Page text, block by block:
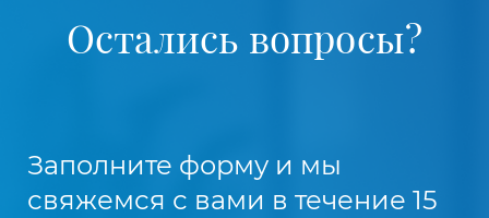
Остались вопросы?
Заполните форму и мы
свяжемся с вами в течение 15